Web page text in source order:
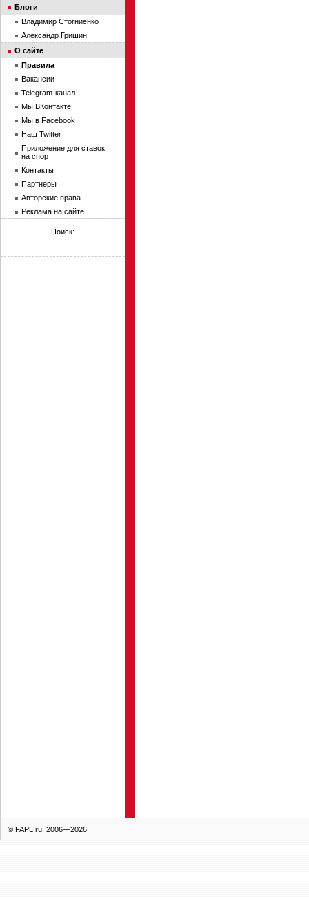
Блоги
Владимир Стогниенко
Александр Гришин
О сайте
Правила
Вакансии
Telegram-канал
Мы ВКонтакте
Мы в Facebook
Наш Twitter
Приложение для ставок
на спорт
Контакты
Партнеры
Авторские права
Реклама на сайте
Поиск:
© FAPL.ru, 2006—2026